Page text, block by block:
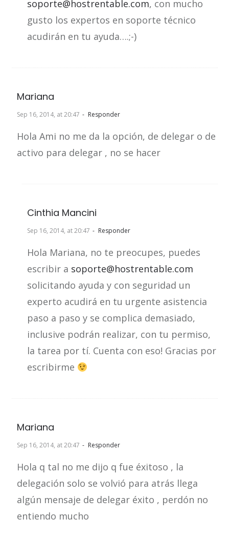
soporte@hostrentable.com, con mucho
gusto los expertos en soporte técnico
acudirán en tu ayuda….;-)
Mariana
Sep 16, 2014, at 20:47 Responder
Hola Ami no me da la opción, de delegar o de
activo para delegar , no se hacer
Cinthia Mancini
Sep 16, 2014, at 20:47 Responder
Hola Mariana, no te preocupes, puedes
escribir a soporte@hostrentable.com
solicitando ayuda y con seguridad un
experto acudirá en tu urgente asistencia
paso a paso y se complica demasiado,
inclusive podrán realizar, con tu permiso,
la tarea por tí. Cuenta con eso! Gracias por
escribirme
Mariana
Sep 16, 2014, at 20:47 Responder
Hola q tal no me dijo q fue éxitoso , la
delegación solo se volvió para atrás llega
algún mensaje de delegar éxito , perdón no
entiendo mucho